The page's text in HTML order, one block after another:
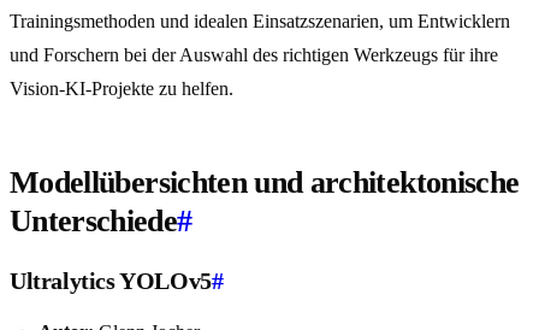
Trainingsmethoden und idealen Einsatzszenarien, um Entwicklern
und Forschern bei der Auswahl des richtigen Werkzeugs für ihre
Vision-KI-Projekte zu helfen.
Modellübersichten und architektonische
Unterschiede#
Ultralytics YOLOv5#